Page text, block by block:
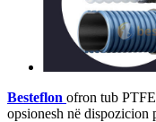
Besteflon ofron tub
opsionesh në dispozicion